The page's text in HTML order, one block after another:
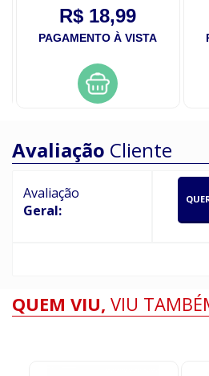
R$ 18,99
PAGAMENTO À VISTA
Avaliação Cliente
Avaliação
Geral:
QUEM VIU, VIU